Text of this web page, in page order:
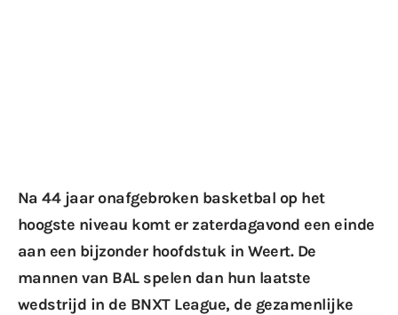
Na 44 jaar onafgebroken basketbal op het
hoogste niveau komt er zaterdagavond een einde
aan een bijzonder hoofdstuk in Weert. De
mannen van BAL spelen dan hun laatste
wedstrijd in de BNXT League, de gezamenlijke